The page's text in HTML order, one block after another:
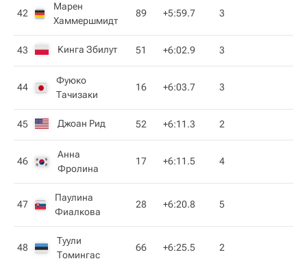
42
Марен
Хаммершмидт
89 +5:59.7 3
43 Кинга Збилут 51 +6:02.9 3
44
Фуюко
Тачизаки
16 +6:03.7 3
45 Джоан Рид 52 +6:11.3 2
46
Анна
Фролина
17 +6:11.5 4
47
Паулина
Фиалкова
28 +6:20.8 5
48
Туули
Томингас
66 +6:25.5 2